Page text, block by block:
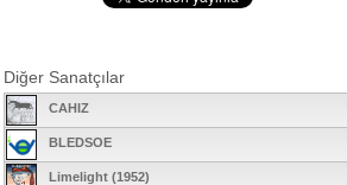
Diğer Sanatçılar
CAHIZ
BLEDSOE
Limelight (1952)